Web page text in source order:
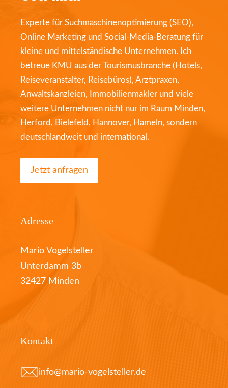
Experte für Suchmaschinenoptimierung (SEO),
Online Marketing und Social-Media-Beratung für
kleine und mittelständische Unternehmen. Ich
betreue KMU aus der Tourismusbranche (Hotels,
Reiseveranstalter, Reisebüros), Arztpraxen,
Anwaltskanzleien, Immobilienmakler und viele
weitere Unternehmen nicht nur im Raum Minden,
Herford, Bielefeld, Hannover, Hameln, sondern
deutschlandweit und international.
Jetzt anfragen
Adresse
Mario Vogelsteller
Unterdamm 3b
32427 Minden
Kontakt
info@mario-vogelsteller.de